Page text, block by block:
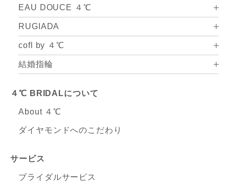
EAU DOUCE ４℃
RUGIADA
cofl by ４℃
結婚指輪
４℃ BRIDALについて
About ４℃
ダイヤモンドへのこだわり
サービス
ブライダルサービス